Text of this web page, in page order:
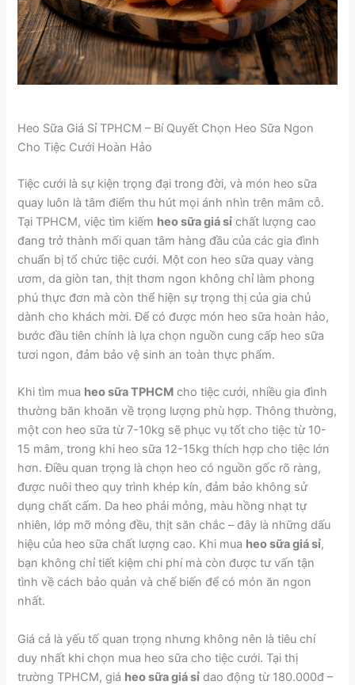
Heo Sữa Giá Sỉ TPHCM – Bí Quyết Chọn Heo Sữa Ngon
Cho Tiệc Cưới Hoàn Hảo
Tiệc cưới là sự kiện trọng đại trong đời, và món heo sữa
quay luôn là tâm điểm thu hút mọi ánh nhìn trên mâm cỗ.
Tại TPHCM, việc tìm kiếm heo sữa giá sỉ chất lượng cao
đang trở thành mối quan tâm hàng đầu của các gia đình
chuẩn bị tổ chức tiệc cưới. Một con heo sữa quay vàng
ươm, da giòn tan, thịt thơm ngon không chỉ làm phong
phú thực đơn mà còn thể hiện sự trọng thị của gia chủ
dành cho khách mời. Để có được món heo sữa hoàn hảo,
bước đầu tiên chính là lựa chọn nguồn cung cấp heo sữa
tươi ngon, đảm bảo vệ sinh an toàn thực phẩm.
Khi tìm mua heo sữa TPHCM cho tiệc cưới, nhiều gia đình
thường băn khoăn về trọng lượng phù hợp. Thông thường,
một con heo sữa từ 7-10kg sẽ phục vụ tốt cho tiệc từ 10-
15 mâm, trong khi heo sữa 12-15kg thích hợp cho tiệc lớn
hơn. Điều quan trọng là chọn heo có nguồn gốc rõ ràng,
được nuôi theo quy trình khép kín, đảm bảo không sử
dụng chất cấm. Da heo phải mỏng, màu hồng nhạt tự
nhiên, lớp mỡ mỏng đều, thịt săn chắc – đây là những dấu
hiệu của heo sữa chất lượng cao. Khi mua heo sữa giá sỉ,
bạn không chỉ tiết kiệm chi phí mà còn được tư vấn tận
tình về cách bảo quản và chế biến để có món ăn ngon
nhất.
Giá cả là yếu tố quan trọng nhưng không nên là tiêu chí
duy nhất khi chọn mua heo sữa cho tiệc cưới. Tại thị
trường TPHCM, giá heo sữa giá sỉ dao động từ 180.000đ –